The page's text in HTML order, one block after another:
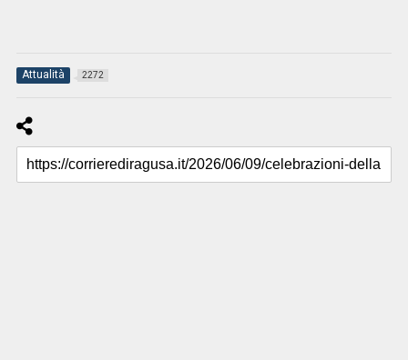
Attualità 2272